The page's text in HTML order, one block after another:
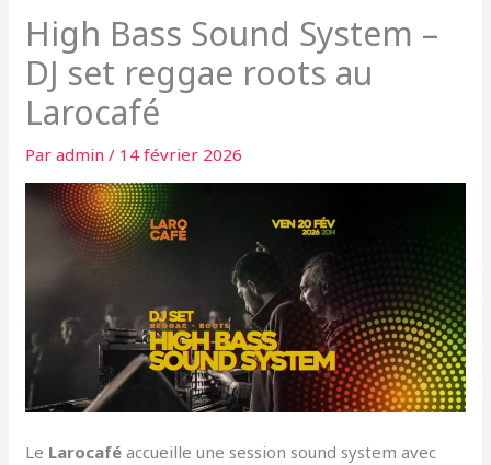
High Bass Sound System –
DJ set reggae roots au
Larocafé
Paradmin/ 14 février 2026
Le Larocafé accueille une session sound system avec